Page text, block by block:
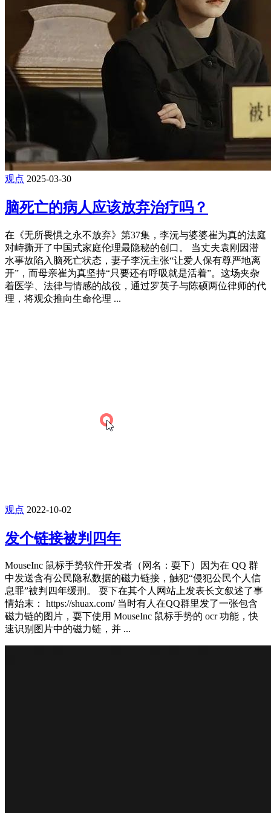
观点 2025-03-30
脑死亡的病人应该放弃治疗吗？
在《无所畏惧之永不放弃》第37集，李沅与婆婆崔为真的法庭
对峙撕开了中国式家庭伦理最隐秘的创口‌。 当丈夫袁刚因潜
水事故陷入脑死亡状态，妻子李沅主张“让爱人保有尊严地离
开”，而母亲崔为真坚持“只要还有呼吸就是活着”‌。这场夹杂
着医学、法律与情感的战役，通过罗英子与陈硕两位律师的代
理，将观众推向生命伦理 ...
观点 2022-10-02
发个链接被判四年
MouseInc 鼠标手势软件开发者（网名：耍下）因为在 QQ 群
中发送含有公民隐私数据的磁力链接，触犯“侵犯公民个人信
息罪”被判四年缓刑。 耍下在其个人网站上发表长文叙述了事
情始末： https://shuax.com/ 当时有人在QQ群里发了一张包含
磁力链的图片，耍下使用 MouseInc 鼠标手势的 ocr 功能，快
速识别图片中的磁力链，并 ...